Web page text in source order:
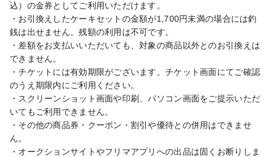
込）の金券としてご利用いただけます。
・お引換えしたケーキセットの金額が1,700円未満の場合には釣
銭は出せません。残額の利用は不可です。
・差額をお支払いいただいても、対象の商品以外とのお引換えは
できません。
・チケットには有効期限がございます。チケット画面にてご確認
のうえ期限内にご利用ください。
・スクリーンショット画面や印刷、パソコン画面をご提示いただ
いてもご利用できません。
・その他の商品券・クーポン・割引や優待との併用はできませ
ん。
・オークションサイトやフリマアプリへの出品は固くお断りしま